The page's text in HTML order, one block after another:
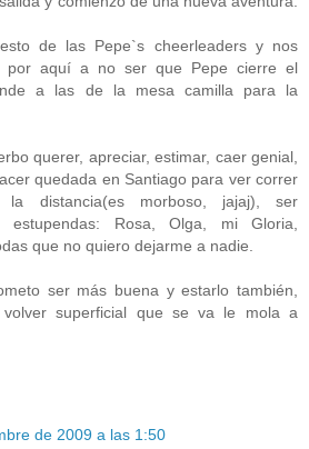
de las Pepe`s cheerleaders y nos
por aquí a no ser que Pepe cierre el
a las de la mesa camilla para la
querer, apreciar, estimar, caer genial,
quedada en Santiago para ver correr
distancia(es morboso, jajaj), ser
estupendas: Rosa, Olga, mi Gloria,
que no quiero dejarme a nadie.
ser más buena y estarlo también,
superficial que se va le mola a
de 2009 a las 1:50